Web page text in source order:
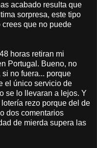
acabado resulta que
sorpresa, este tipo
que no puede
horas retiran mi
Portugal. Bueno, no
no fuera... porque
el único servicio de
se lo llevaran a lejos. Y
rezo porque del de
dos comentarios
de mierda supera las